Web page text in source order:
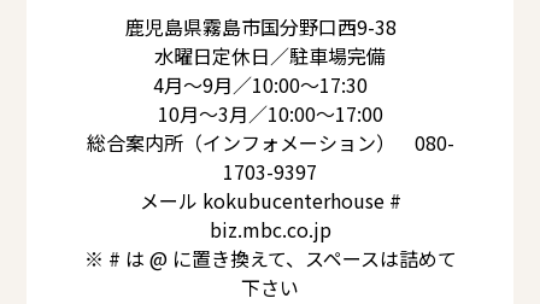
鹿児島県霧島市国分野口西9-38
水曜日定休日／駐車場完備
4月～9月／10:00～17:30
10月～3月／10:00～17:00
総合案内所（インフォメーション） 080-
1703-9397
メール kokubucenterhouse #
biz.mbc.co.jp
※ # は @ に置き換えて、スペースは詰めて
下さい